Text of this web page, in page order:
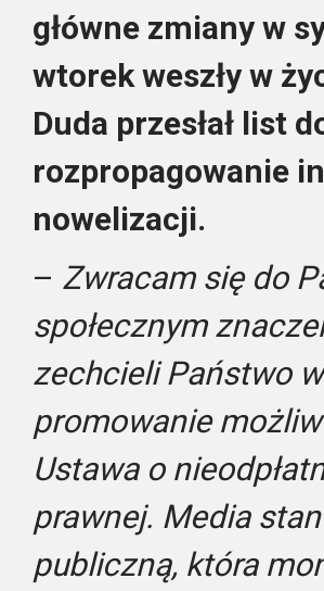
główne zmiany w
wtorek weszły w
Duda przesłał list
rozpropagowanie
nowelizacji.
– Zwracam się do
społecznym
zechcieli Państwo
promowanie
Ustawa o
prawnej. Media
publiczną, która